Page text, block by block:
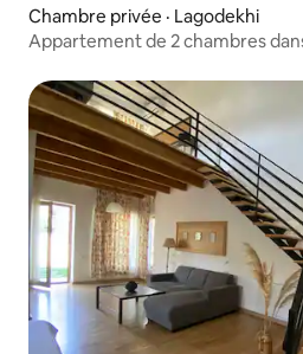
Chambre privée · Lagodekhi
Appartement de 2 chambres